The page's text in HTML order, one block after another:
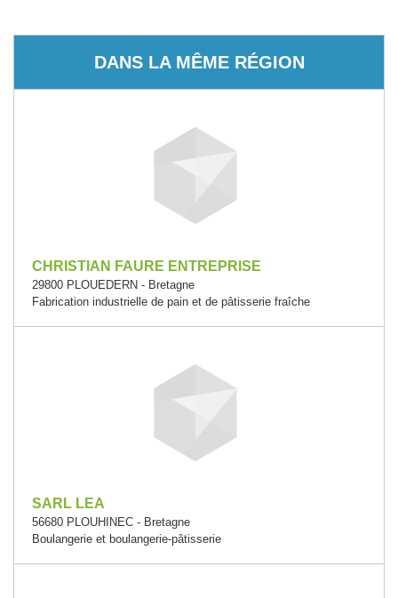
DANS LA MÊME RÉGION
CHRISTIAN FAURE ENTREPRISE
29800 PLOUEDERN - Bretagne
Fabrication industrielle de pain et de pâtisserie fraîche
SARL LEA
56680 PLOUHINEC - Bretagne
Boulangerie et boulangerie-pâtisserie